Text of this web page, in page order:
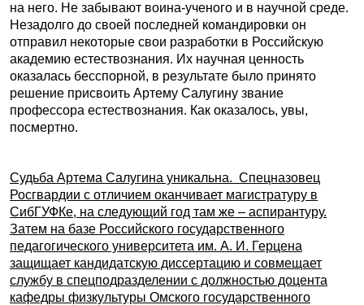
на него. Не забывают воина-ученого и в научной среде.
Незадолго до своей последней командировки он
отправил некоторые свои разработки в Российскую
академию естествознания. Их научная ценность
оказалась бесспорной, в результате было принято
решение присвоить Артему Салугину звание
профессора естество­знания. Как оказалось, увы,
посмертно.
Судьба Артема Салугина уникальна. Спецназовец
Росгвардии с отличием оканчивает магистратуру в
СибГУФКе, на следующий год там же – аспирантуру.
Затем на базе Российского государственного
педагогического университета им. А. И. Герцена
защищает кандидатскую диссертацию и совмещает
службу в спецподразделении с должностью доцента
кафедры физкультуры Омского государственного